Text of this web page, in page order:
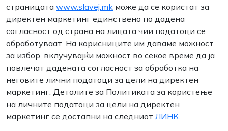
страницата www.slavej.mk може да се користат за
директен маркетинг единствено по дадена
согласност од страна на лицата чии податоци се
обработуваат. На корисниците им даваме можност
за избор, вклучувајќи можност во секое време да ја
повлечат дадената согласност за обработка на
неговите лични податоци за цели на директен
маркетинг. Деталите за Политиката за користење
на личните податоци за цели на директен
маркетинг се достапни на следниот ЛИНК.